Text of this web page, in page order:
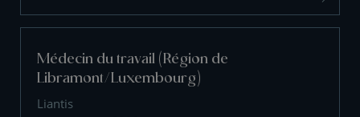
Médecin du travail (Région de
Libramont/Luxembourg)
Liantis